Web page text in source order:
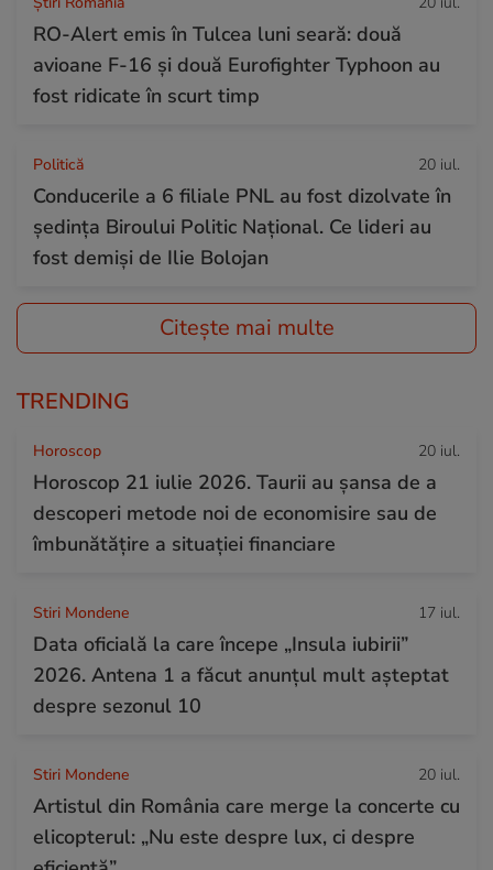
RO-Alert emis în Tulcea luni seară: două
avioane F-16 și două Eurofighter Typhoon au
fost ridicate în scurt timp
Politică 20 iul.
Conducerile a 6 filiale PNL au fost dizolvate în
ședința Biroului Politic Național. Ce lideri au
fost demiși de Ilie Bolojan
Citește mai multe
TRENDING
Horoscop 20 iul.
Horoscop 21 iulie 2026. Taurii au șansa de a
descoperi metode noi de economisire sau de
îmbunătățire a situației financiare
Stiri Mondene 17 iul.
Data oficială la care începe „Insula iubirii”
2026. Antena 1 a făcut anunțul mult așteptat
despre sezonul 10
Stiri Mondene 20 iul.
Artistul din România care merge la concerte cu
elicopterul: „Nu este despre lux, ci despre